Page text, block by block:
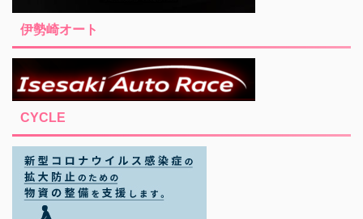
伊勢崎オート
CYCLE